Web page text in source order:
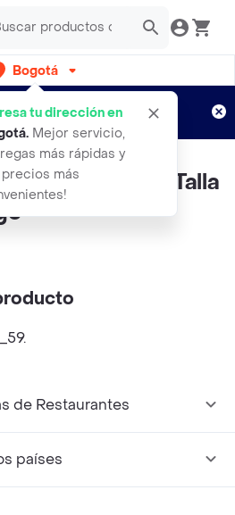
Bogotá
tu dirección en
. Mejor servicio,
más rápidas y
precios más
por semanas
Aplican TyC
Petroleo Talla
de Restaurantes
países